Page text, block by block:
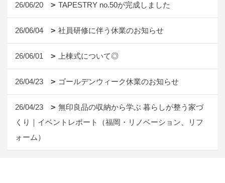
26/06/20 TAPESTRY no.50が完成しました
26/06/04 社員研修に伴う休業のお知らせ
26/06/01 上棟式について◎
26/04/23 ゴールデンウィーク休業のお知らせ
26/04/23
無印良品の収納から学ぶ 暮らしが整う家づ
くり｜イベントレポート（福岡・リノベーション、リフ
ォーム）